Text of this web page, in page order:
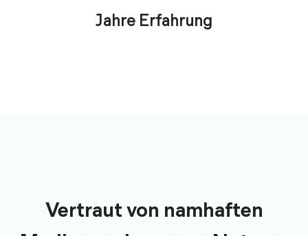
Jahre Erfahrung
Vertraut von namhaften